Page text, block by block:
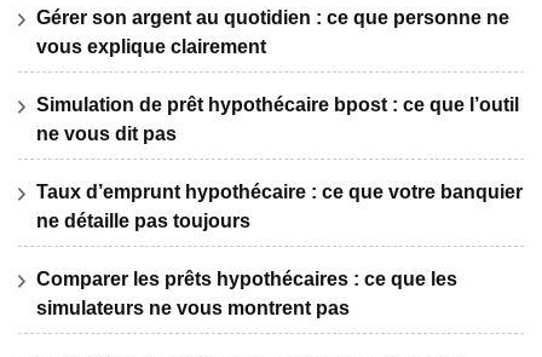
Gérer son argent au quotidien : ce que personne ne
vous explique clairement
Simulation de prêt hypothécaire bpost : ce que l’outil
ne vous dit pas
Taux d’emprunt hypothécaire : ce que votre banquier
ne détaille pas toujours
Comparer les prêts hypothécaires : ce que les
simulateurs ne vous montrent pas